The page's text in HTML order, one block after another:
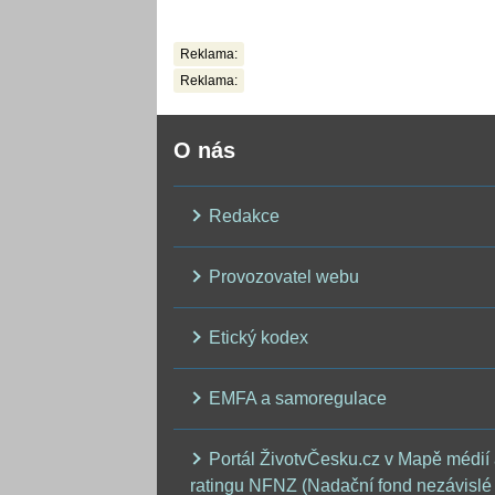
Reklama:
Reklama:
O nás
Redakce
Provozovatel webu
Etický kodex
EMFA a samoregulace
Portál ŽivotvČesku.cz v Mapě médií
ratingu NFNZ (Nadační fond nezávislé